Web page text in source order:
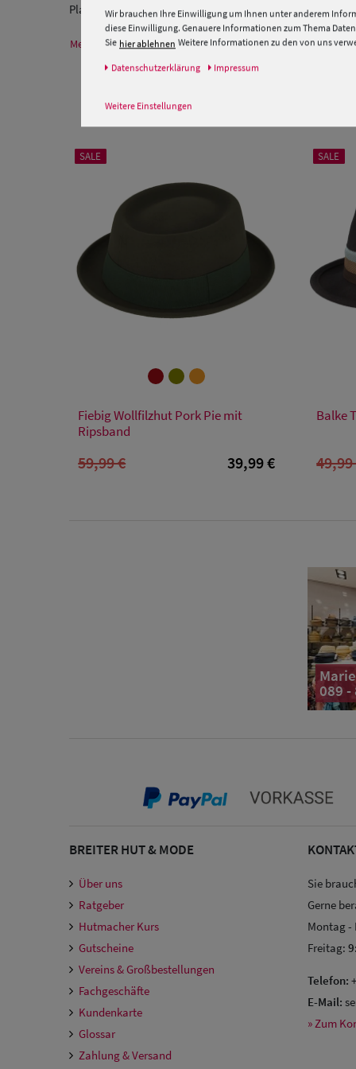
Player Woolfelt
Mehr Informationen zum Hersteller und EU
SALE
Fiebig Wollfilzhut Pork Pie mit
Ripsband
59,99 € 39,99 €
SALE
Balke
49,99
089 -
BREITER HUT & MODE
Über uns
Ratgeber
Hutmacher Kurs
Gutscheine
Vereins & Großbestellungen
Fachgeschäfte
Kundenkarte
Glossar
Zahlung & Versand
Sie
Gerne
Montag -
Freitag:
Telefon:
E-Mail:
» Zum
Wir brauchen Ihre Einwilligung um Ihnen unter anderem
diese Einwilligung. Genauere Informationen zum Thema
Sie hier ablehnen Weitere Informationen zu den von uns
Daten­schutz­erklärung Impressum
Weitere Einstellungen